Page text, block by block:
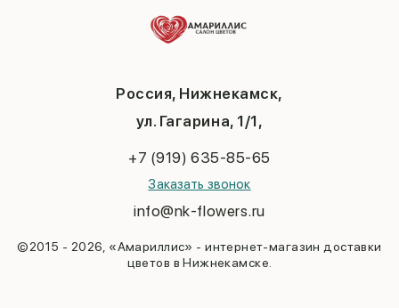
Россия, Нижнекамск,
ул. Гагарина, 1/1,
+7 (919) 635-85-65
Заказать звонок
info@nk-flowers.ru
©2015 - 2026, «Амариллис» - интернет-магазин доставки
цветов в Нижнекамске.
Политика конфиденциальности
Последний звонок